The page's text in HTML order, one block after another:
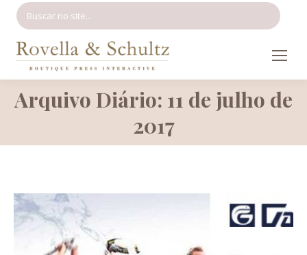
Arquivo Diário: 11 de julho de
2017
Você está aqui: